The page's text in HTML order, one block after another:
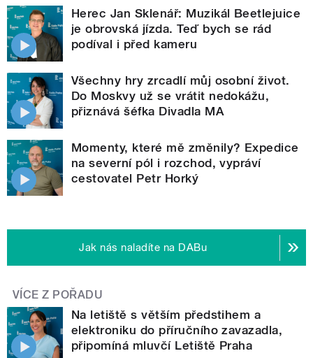
Herec Jan Sklenář: Muzikál Beetlejuice
je obrovská jízda. Teď bych se rád
podíval i před kameru
Všechny hry zrcadlí můj osobní život.
Do Moskvy už se vrátit nedokážu,
přiznává šéfka Divadla MA
Momenty, které mě změnily? Expedice
na severní pól i rozchod, vypráví
cestovatel Petr Horký
Jak nás naladíte na DABu
VÍCE Z POŘADU
Na letiště s větším předstihem a
elektroniku do příručního zavazadla,
připomíná mluvčí Letiště Praha